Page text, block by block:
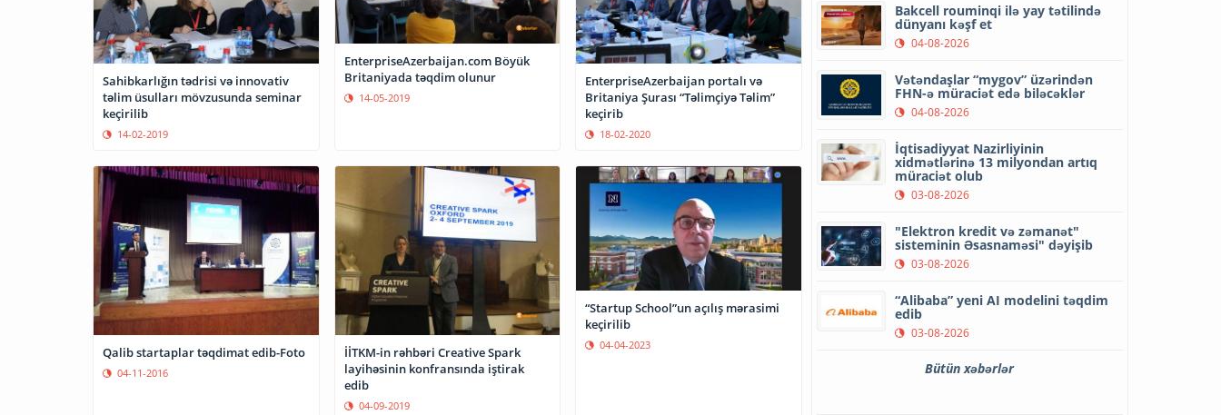
Sahibkarlığın tədrisi və innovativ
təlim üsulları mövzusunda seminar
keçirilib
14-02-2019
EnterpriseAzerbaijan.com Böyük
Britaniyada təqdim olunur
14-05-2019
EnterpriseAzerbaijan portalı və
Britaniya Şurası “Təlimçiyə Təlim”
keçirib
18-02-2020
Qalib startaplar təqdimat edib-Foto
04-11-2016
İİTKM-in rəhbəri Creative Spark
layihəsinin konfransında iştirak
edib
04-09-2019
“Startup School”un açılış mərasimi
keçirilib
04-04-2023
Bakcell rouminqi ilə yay tətilində
dünyanı kəşf et
04-08-2026
Vətəndaşlar “mygov” üzərindən
FHN-ə müraciət edə biləcəklər
04-08-2026
İqtisadiyyat Nazirliyinin
xidmətlərinə 13 milyondan artıq
müraciət olub
03-08-2026
"Elektron kredit və zəmanət"
sisteminin Əsasnaməsi" dəyişib
03-08-2026
“Alibaba” yeni AI modelini təqdim
edib
03-08-2026
Bütün xəbərlər